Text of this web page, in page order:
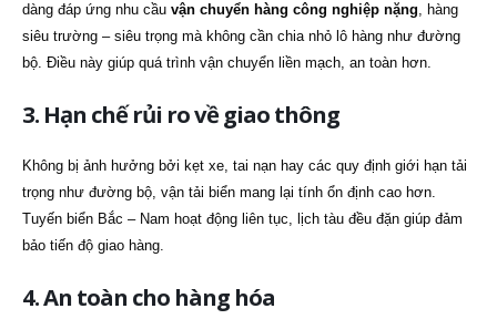
dàng đáp ứng nhu cầu vận chuyển hàng công nghiệp nặng, hàng
siêu trường – siêu trọng mà không cần chia nhỏ lô hàng như đường
bộ. Điều này giúp quá trình vận chuyển liền mạch, an toàn hơn.
3. Hạn chế rủi ro về giao thông
Không bị ảnh hưởng bởi kẹt xe, tai nạn hay các quy định giới hạn tải
trọng như đường bộ, vận tải biển mang lại tính ổn định cao hơn.
Tuyến biển Bắc – Nam hoạt động liên tục, lịch tàu đều đặn giúp đảm
bảo tiến độ giao hàng.
4. An toàn cho hàng hóa